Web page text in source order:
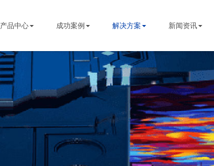
产品中心 成功案例 解决方案 新闻资讯
产品中心
解决方案